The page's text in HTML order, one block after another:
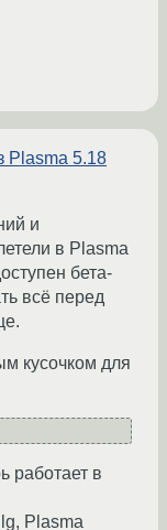
Plasma 5.18
и
в Plasma
бета-
всё перед
кусочком для
работает в
Plasma